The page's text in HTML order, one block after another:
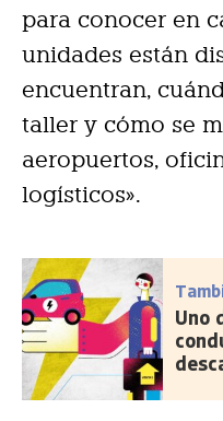
para conocer en
unidades están
encuentran,
taller y cómo se
aeropuertos,
logísticos».
Uno